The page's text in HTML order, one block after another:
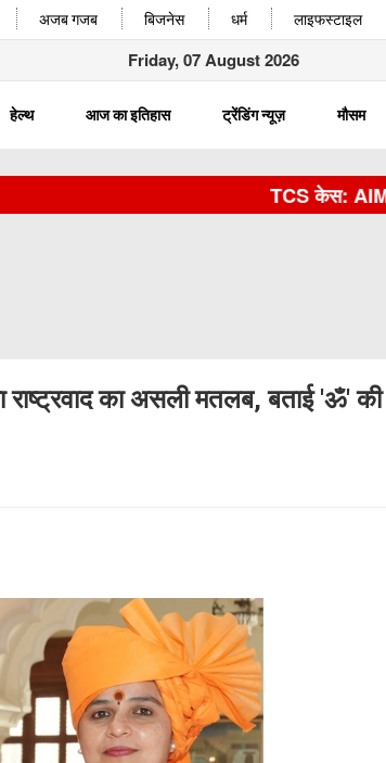
अजब गजब बिजनेस धर्म लाइफस्टाइल
Friday, 07 August 2026
हेल्थ आज का इतिहास ट्रेंडिंग न्यूज़ मौसम
TCS केस: AIMIM
का असली मतलब, बताई 'ॐ' की